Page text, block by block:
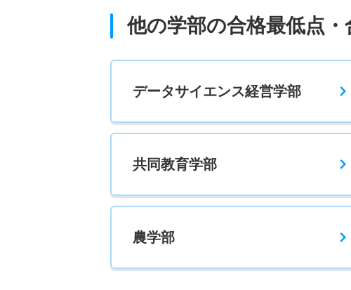
他の学部の合格最低点
データサイエンス経営学部
共同教育学部
農学部